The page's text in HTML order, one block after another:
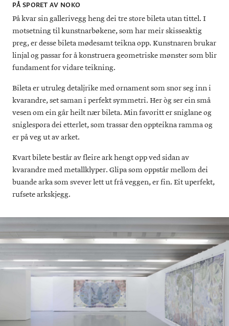
PÅ SPORET AV NOKO
På kvar sin gallerivegg heng dei tre store bileta utan tittel. I
motsetning til kunstnarbøkene, som har meir skisseaktig
preg, er desse bileta mødesamt teikna opp. Kunstnaren brukar
linjal og passar for å konstruera geometriske mønster som blir
fundament for vidare teikning.
Bileta er utruleg detaljrike med ornament som snor seg inn i
kvarandre, set saman i perfekt symmetri. Her òg ser ein små
vesen om ein går heilt nær bileta. Min favoritt er sniglane og
sniglespora dei etterlet, som trassar den oppteikna ramma og
er på veg ut av arket.
Kvart bilete består av fleire ark hengt opp ved sidan av
kvarandre med metallklyper. Glipa som oppstår mellom dei
buande arka som svever lett ut frå veggen, er fin. Eit uperfekt,
rufsete arkskjegg.